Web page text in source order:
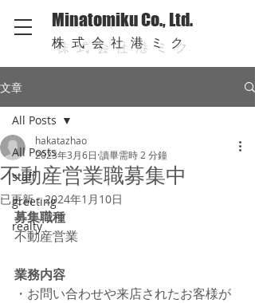
Minatomiku Co., Ltd.
株式会社港ミク
文章
All Posts
staff
greeting
realty
All Posts
不動産営業職募集中
hakatazhao
2023年3月6日 讀畢需時 2 分鐘
已更新：2024年1月10日
募集職種
不動産営業
業務内容
・お問い合わせや来店されたお客様が